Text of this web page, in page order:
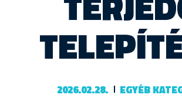
2026.02.28. EGYÉB